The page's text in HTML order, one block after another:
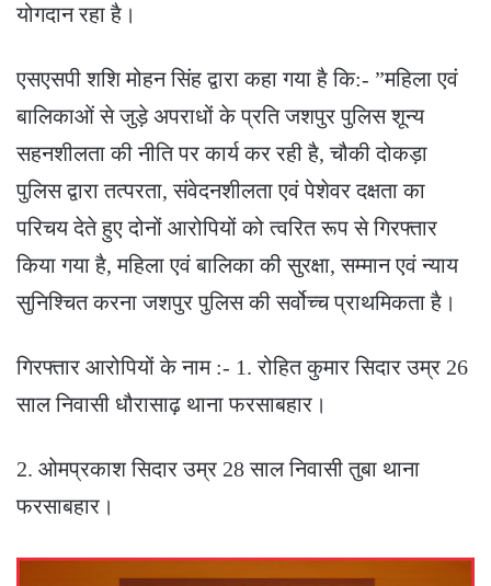
योगदान रहा है।
एसएसपी शशि मोहन सिंह द्वारा कहा गया है कि:- ”महिला एवं
बालिकाओं से जुड़े अपराधों के प्रति जशपुर पुलिस शून्य
सहनशीलता की नीति पर कार्य कर रही है, चौकी दोकड़ा
पुलिस द्वारा तत्परता, संवेदनशीलता एवं पेशेवर दक्षता का
परिचय देते हुए दोनों आरोपियों को त्वरित रूप से गिरफ्तार
किया गया है, महिला एवं बालिका की सुरक्षा, सम्मान एवं न्याय
सुनिश्चित करना जशपुर पुलिस की सर्वोच्च प्राथमिकता है।
गिरफ्तार आरोपियों के नाम :- 1. रोहित कुमार सिदार उम्र 26
साल निवासी धौरासाढ़ थाना फरसाबहार।
2. ओमप्रकाश सिदार उम्र 28 साल निवासी तुबा थाना
फरसाबहार।